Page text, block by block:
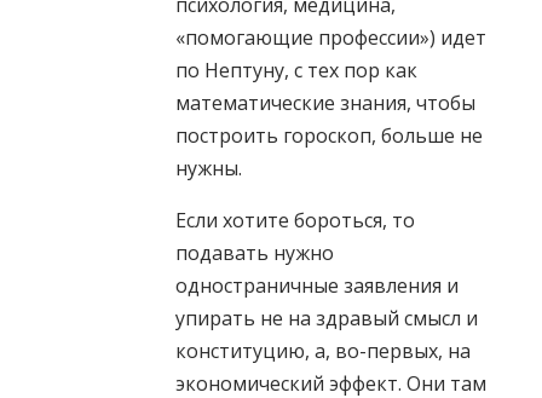
«помогающие профессии») идет
по Нептуну, с тех пор как
математические знания, чтобы
построить гороскоп, больше не
нужны.
Если хотите бороться, то
подавать нужно
одностраничные заявления и
упирать не на здравый смысл и
конституцию, а, во-первых, на
экономический эффект. Они там